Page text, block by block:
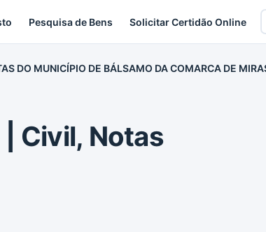
Pesquisa de Bens Solicitar Certidão Online
DO MUNICÍPIO DE BÁLSAMO DA COMARCA DE
Civil, Notas